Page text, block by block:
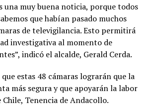
una muy buena noticia, porque todos
que habían pasado muchos
de televigilancia. Esto permitirá
investigativa al momento de
indicó el alcalde, Gerald Cerda.
estas 48 cámaras lograrán que la
más segura y que apoyarán la labor
Chile, Tenencia de Andacollo.